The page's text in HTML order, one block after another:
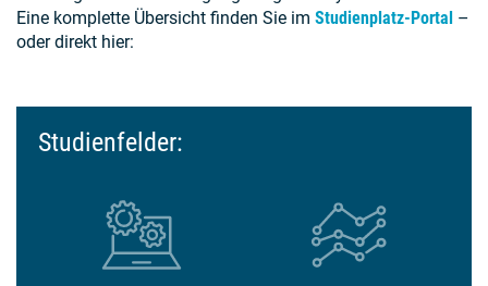
Eine komplette Übersicht finden Sie im Studienplatz-Portal –
oder direkt hier:
Studienfelder: